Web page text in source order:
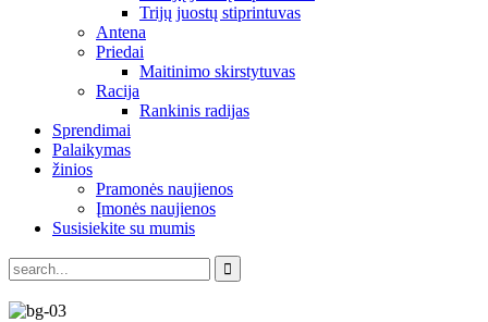
Trijų juostų stiprintuvas
Antena
Priedai
Maitinimo skirstytuvas
Racija
Rankinis radijas
Sprendimai
Palaikymas
žinios
Pramonės naujienos
Įmonės naujienos
Susisiekite su mumis